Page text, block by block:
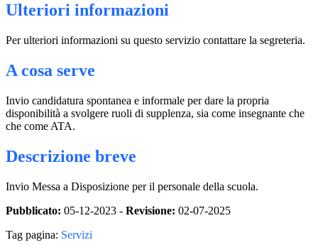
Ulteriori informazioni
Per ulteriori informazioni su questo servizio contattare la segreteria.
A cosa serve
Invio candidatura spontanea e informale per dare la propria
disponibilità a svolgere ruoli di supplenza, sia come insegnante che
che come ATA.
Descrizione breve
Invio Messa a Disposizione per il personale della scuola.
Pubblicato: 05-12-2023 - Revisione: 02-07-2025
Tag pagina: Servizi